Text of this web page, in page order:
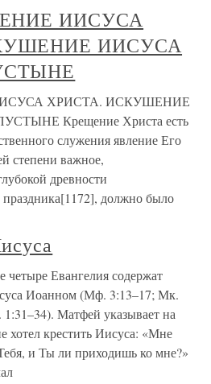
ИИСУСА
ИИСУСА
ХРИСТА. ИСКУШЕНИЕ
Крещение Христа есть
служения явление Его
степени важное,
древности
праздника[1172], должно было
Евангелия содержат
Иоанном (Мф. 3:13–17; Мк.
Матфей указывает на
хотел крестить Иисуса: «Мне
и Ты ли приходишь ко мне?»